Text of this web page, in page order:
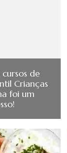
cursos de
Crianças
foi um